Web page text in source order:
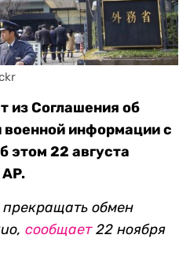
из Соглашения об
информации с
этом 22 августа
обмен
сообщает22 ноября